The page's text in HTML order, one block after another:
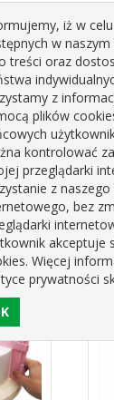
lukru
i
iż w
w
treści oraz
z
plików
kontrolować
przeglądarki
z naszego
bez
akceptuje
Więcej
prywatności